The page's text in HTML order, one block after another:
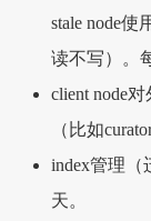
stale node
读不写）。
client node
（比如
index管理（
天。